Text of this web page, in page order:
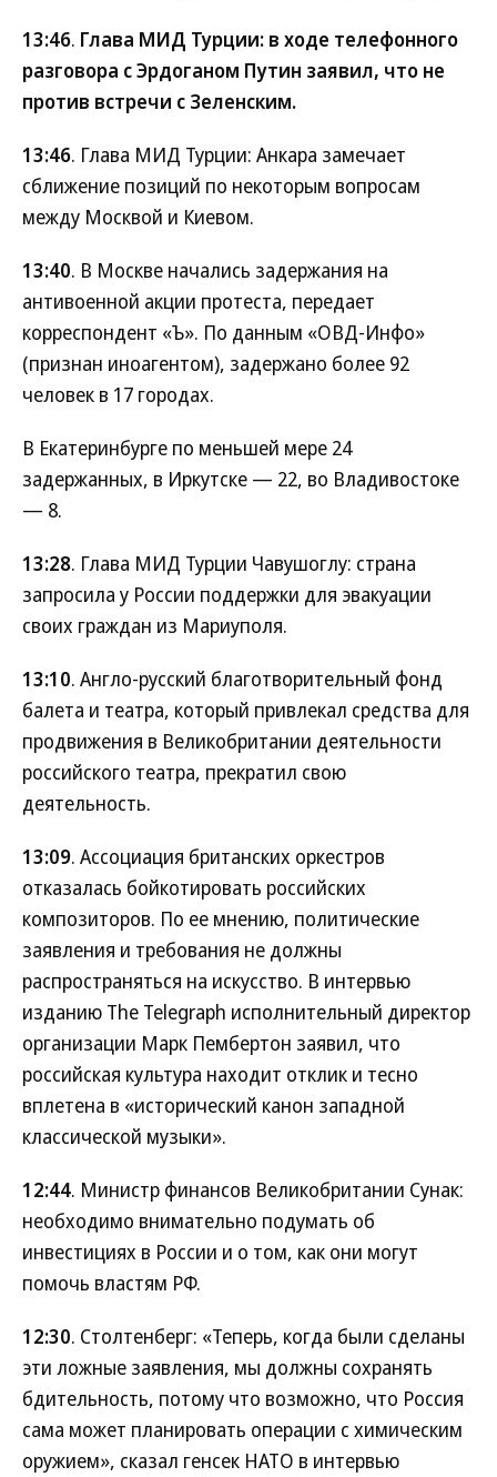
13:46. Глава МИД Турции: в ходе телефонного
разговора с Эрдоганом Путин заявил, что не
против встречи с Зеленским.
13:46. Глава МИД Турции: Анкара замечает
сближение позиций по некоторым вопросам
между Москвой и Киевом.
13:40. В Москве начались задержания на
антивоенной акции протеста, передает
корреспондент «Ъ». По данным «ОВД-Инфо»
(признан иноагентом), задержано более 92
человек в 17 городах.
В Екатеринбурге по меньшей мере 24
задержанных, в Иркутске — 22, во Владивостоке
— 8.
13:28. Глава МИД Турции Чавушоглу: страна
запросила у России поддержки для эвакуации
своих граждан из Мариуполя.
13:10. Англо-русский благотворительный фонд
балета и театра, который привлекал средства для
продвижения в Великобритании деятельности
российского театра, прекратил свою
деятельность.
13:09. Ассоциация британских оркестров
отказалась бойкотировать российских
композиторов. По ее мнению, политические
заявления и требования не должны
распространяться на искусство. В интервью
изданию The Telegraph исполнительный директор
организации Марк Пембертон заявил, что
российская культура находит отклик и тесно
вплетена в «исторический канон западной
классической музыки».
12:44. Министр финансов Великобритании Сунак:
необходимо внимательно подумать об
инвестициях в России и о том, как они могут
помочь властям РФ.
12:30. Столтенберг: «Теперь, когда были сделаны
эти ложные заявления, мы должны сохранять
бдительность, потому что возможно, что Россия
сама может планировать операции с химическим
оружием», сказал генсек НАТО в интервью